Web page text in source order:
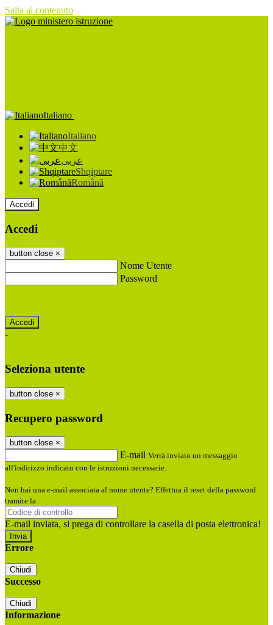
Salta al contenuto
Italiano
Italiano
中文
عربى
Shqiptare
Română
Accedi
Accedi
button close ×
Nome Utente
Password
-
Seleziona utente
button close ×
Recupero password
button close ×
E-mail Verrà inviato un messaggio
all'indirizzo indicato con le istruzioni necessarie.
Non hai una e-mail associata al nome utente? Effettua il reset della password
tramite la
E-mail inviata, si prega di controllare la casella di posta elettronica!
Errore
Chiudi
Successo
Chiudi
Informazione